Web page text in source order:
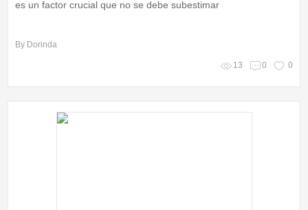
es un factor crucial que no se debe subestimar
By Dorinda
13 0 0